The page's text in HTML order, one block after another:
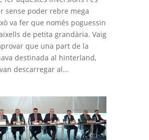
sense poder rebre mega
va fer que només poguessin
de petita grandària. Vaig
que una part de la
destinada al hinterland,
descarregar al...